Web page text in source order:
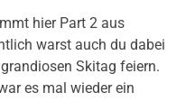
hier Part 2 aus
warst auch du dabei
Skitag feiern.
es mal wieder ein